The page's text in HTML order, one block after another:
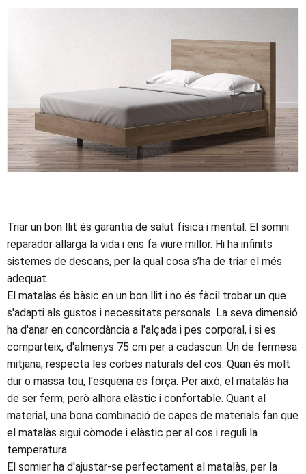
Triar un bon llit és garantia de salut física i mental. El somni
reparador allarga la vida i ens fa viure millor. Hi ha infinits
sistemes de descans, per la qual cosa s’ha de triar el més
adequat.
El matalàs és bàsic en un bon llit i no és fàcil trobar un que
s'adapti als gustos i necessitats personals. La seva dimensió
ha d'anar en concordància a l'alçada i pes corporal, i si es
comparteix, d'almenys 75 cm per a cadascun. Un de fermesa
mitjana, respecta les corbes naturals del cos. Quan és molt
dur o massa tou, l'esquena es força. Per això, el matalàs ha
de ser ferm, però alhora elàstic i confortable. Quant al
material, una bona combinació de capes de materials fan que
el matalàs sigui còmode i elàstic per al cos i reguli la
temperatura.
El somier ha d'ajustar-se perfectament al matalàs, per la